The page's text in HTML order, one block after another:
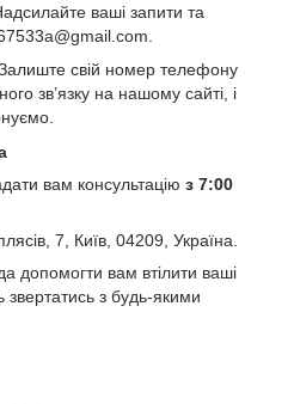
ваші запити та
свій номер телефону
зв’язку на нашому сайті, і
вам консультацію з 7:00
7, Київ, 04209, Україна.
допомогти вам втілити ваші
звертатись з будь-якими